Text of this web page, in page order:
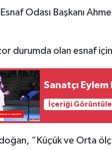
Odası Başkanı
durumda olan esnaf için
Sanatçı
İçeriği Görüntüle
“Küçük ve Orta